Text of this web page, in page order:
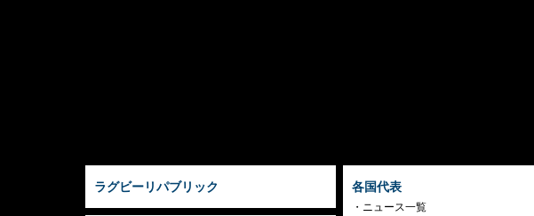
ラグビーリパブリック 各国代表
ニュース一覧